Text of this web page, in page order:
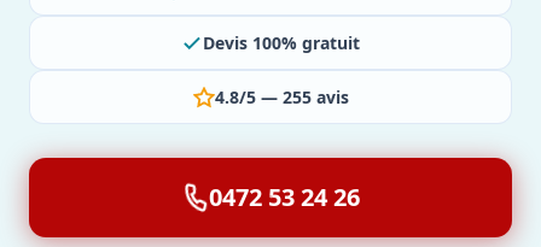
Devis 100% gratuit
4.8/5 — 255 avis
0472 53 24 26